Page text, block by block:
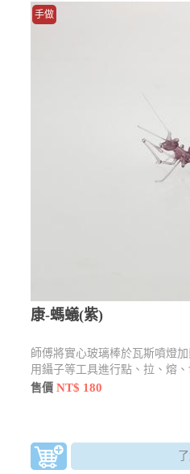
手做
康-螞蟻(紫)
師傅將實心玻璃棒於瓦斯噴燈
用鑷子等工具進行點、拉、熔
製作精巧的玻璃藝品。越小的作
售價NT$ 180